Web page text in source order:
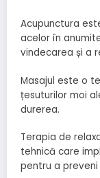
Acupunctura
acelor în
vindecarea și a
Masajul este o
țesuturilor moi
durerea.
Terapia de
tehnică care
pentru a